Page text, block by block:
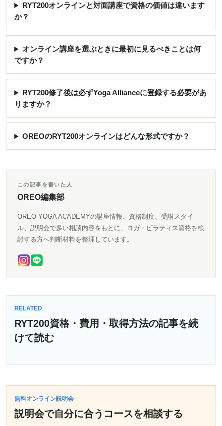
RYT200オンラインと対面講座で資格の価値は違います
か？
オンライン講座を選ぶときに最初に見るべきことは何
ですか？
RYT200修了後は必ずYoga Allianceに登録する必要があ
りますか？
OREOのRYT200オンラインはどんな形式ですか？
この記事を書いた人
OREO編集部
OREO YOGA ACADEMYの講座情報、資格制度、受講スタイ
ル、説明会で多い相談内容をもとに、ヨガ・ピラティス資格を検
討する方へ判断材料を整理しています。
RELATED
RYT200資格・費用・取得方法の記事を続
けて読む
無料オンライン説明会
説明会で自分に合うコースを相談する